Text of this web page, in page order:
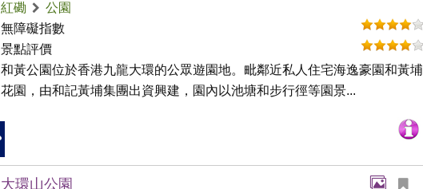
紅磡
公園
無障礙指數
景點評價
和黃公園位於香港九龍大環的公眾遊園地。毗鄰近私人住宅海逸豪園和黃埔
花園，由和記黃埔集團出資興建，園內以池塘和步行徑等園景...
大環山公園